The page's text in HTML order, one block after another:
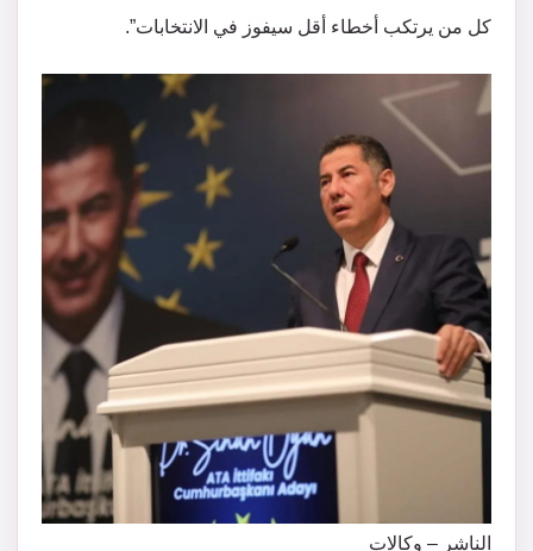
كل من يرتكب أخطاء أقل سيفوز في الانتخابات”.
الناشر – وكالات